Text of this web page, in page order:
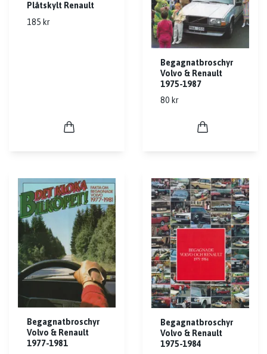
Plåtskylt Renault
185 kr
Begagnatbroschyr
Volvo & Renault
1975-1987
80 kr
Begagnatbroschyr
Volvo & Renault
1977-1981
Begagnatbroschyr
Volvo & Renault
1975-1984